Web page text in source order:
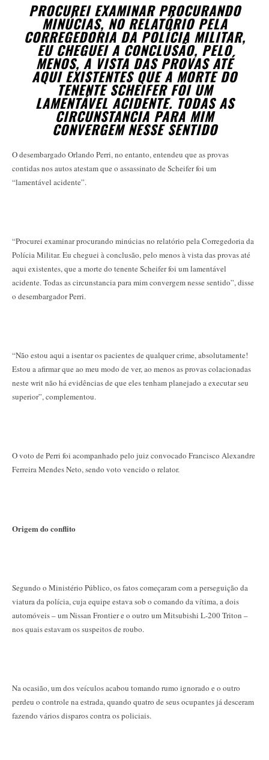
PROCUREI EXAMINAR PROCURANDO
MINÚCIAS, NO RELATÓRIO PELA
CORREGEDORIA DA POLÍCIA MILITAR,
EU CHEGUEI A CONCLUSÃO, PELO
MENOS, A VISTA DAS PROVAS ATÉ
AQUI EXISTENTES QUE A MORTE DO
TENENTE SCHEIFER FOI UM
LAMENTÁVEL ACIDENTE. TODAS AS
CIRCUNSTANCIA PARA MIM
CONVERGEM NESSE SENTIDO
O desembargado Orlando Perri, no entanto, entendeu que as provas
contidas nos autos atestam que o assassinato de Scheifer foi um
“lamentável acidente”.
“Procurei examinar procurando minúcias no relatório pela Corregedoria da
Polícia Militar. Eu cheguei à conclusão, pelo menos à vista das provas até
aqui existentes, que a morte do tenente Scheifer foi um lamentável
acidente. Todas as circunstancia para mim convergem nesse sentido”, disse
o desembargador Perri.
“Não estou aqui a isentar os pacientes de qualquer crime, absolutamente!
Estou a afirmar que ao meu modo de ver, ao menos as provas colacionadas
neste writ não há evidências de que eles tenham planejado a executar seu
superior”, complementou.
O voto de Perri foi acompanhado pelo juiz convocado Francisco Alexandre
Ferreira Mendes Neto, sendo voto vencido o relator.
Origem do conflito
Segundo o Ministério Público, os fatos começaram com a perseguição da
viatura da polícia, cuja equipe estava sob o comando da vítima, a dois
automóveis – um Nissan Frontier e o outro um Mitsubishi L-200 Triton –
nos quais estavam os suspeitos de roubo.
Na ocasião, um dos veículos acabou tomando rumo ignorado e o outro
perdeu o controle na estrada, quando quatro de seus ocupantes já desceram
fazendo vários disparos contra os policiais.